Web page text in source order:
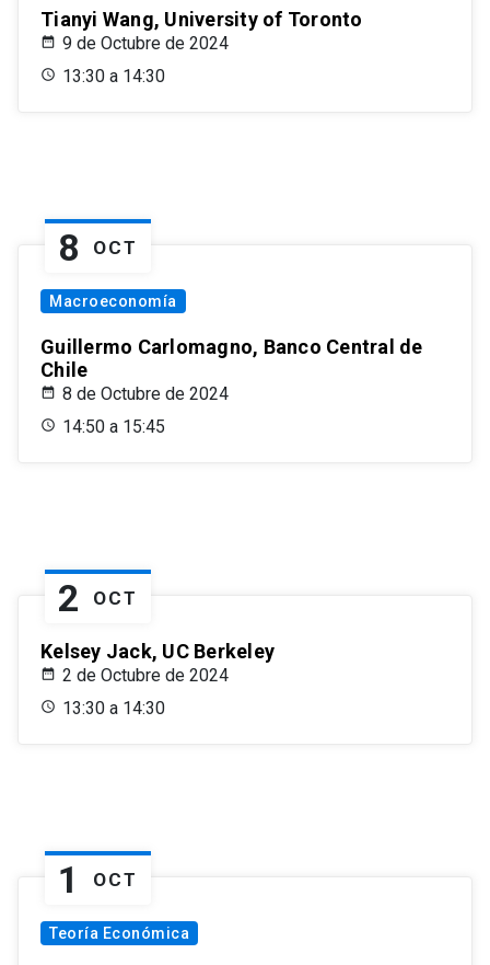
Tianyi Wang, University of Toronto
9 de Octubre de 2024
13:30 a 14:30
8 OCT
Macroeconomía
Guillermo Carlomagno, Banco Central de
Chile
8 de Octubre de 2024
14:50 a 15:45
2 OCT
Kelsey Jack, UC Berkeley
2 de Octubre de 2024
13:30 a 14:30
1 OCT
Teoría Económica